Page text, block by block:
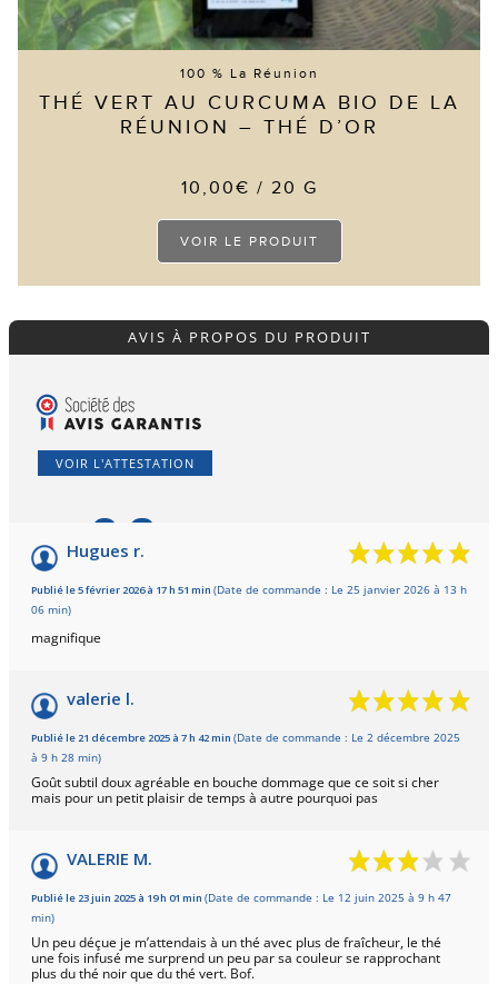
100 % La Réunion
THÉ VERT AU CURCUMA BIO DE LA
RÉUNION – THÉ D’OR
10,00€ / 20 G
VOIR LE PRODUIT
Ce
a
Les
options
peuvent
AVIS À PROPOS DU PRODUIT
VOIR L'ATTESTATION
9.6
Basé sur 19 avis
Hugues r.
Publié le 5 février 2026 à 17 h 51 min (Date de commande : Le 25 janvier 2026 à 13 h
06 min)
magnifique
valerie l.
Publié le 21 décembre 2025 à 7 h 42 min (Date de commande : Le 2 décembre 2025
à 9 h 28 min)
Goût subtil doux agréable en bouche dommage que ce soit si cher
mais pour un petit plaisir de temps à autre pourquoi pas
VALERIE M.
Publié le 23 juin 2025 à 19 h 01 min (Date de commande : Le 12 juin 2025 à 9 h 47
min)
Un peu déçue je m’attendais à un thé avec plus de fraîcheur, le thé
une fois infusé me surprend un peu par sa couleur se rapprochant
plus du thé noir que du thé vert. Bof.